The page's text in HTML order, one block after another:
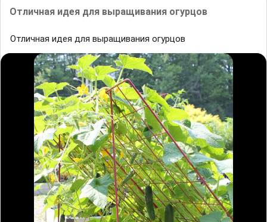
Отличная идея для выращивания огурцов
Отличная идея для выращивания огурцов